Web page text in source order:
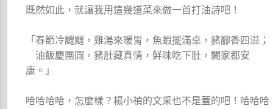
既然如此，就讓我用這幾道菜來做一首打油詩吧！
「春節冷颼颼，雞湯來暖胃，魚蝦擺滿桌，豬腳香四溢；
油飯慶團圓，豬肚藏真情，鮮味吃下肚，闔家都安
康。」
哈哈哈哈，怎麼樣？楊小禎的文采也不是蓋的吧！哈哈哈